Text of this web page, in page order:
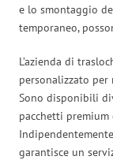
e lo smontaggio
temporaneo,
L’azienda di
personalizzato
Sono disponibili
pacchetti
garantisce un